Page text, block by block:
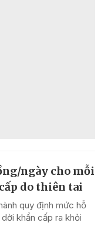
ngày cho mỗi
do thiên tai
quy định mức hỗ
khẩn cấp ra khỏi